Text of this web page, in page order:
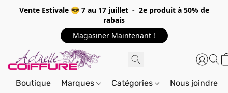
Vente Estivale 😎 7 au 17 juillet - 2e produit à 50% de
rabais
Magasiner Maintenant !
Boutique Marques Catégories Nous joindre